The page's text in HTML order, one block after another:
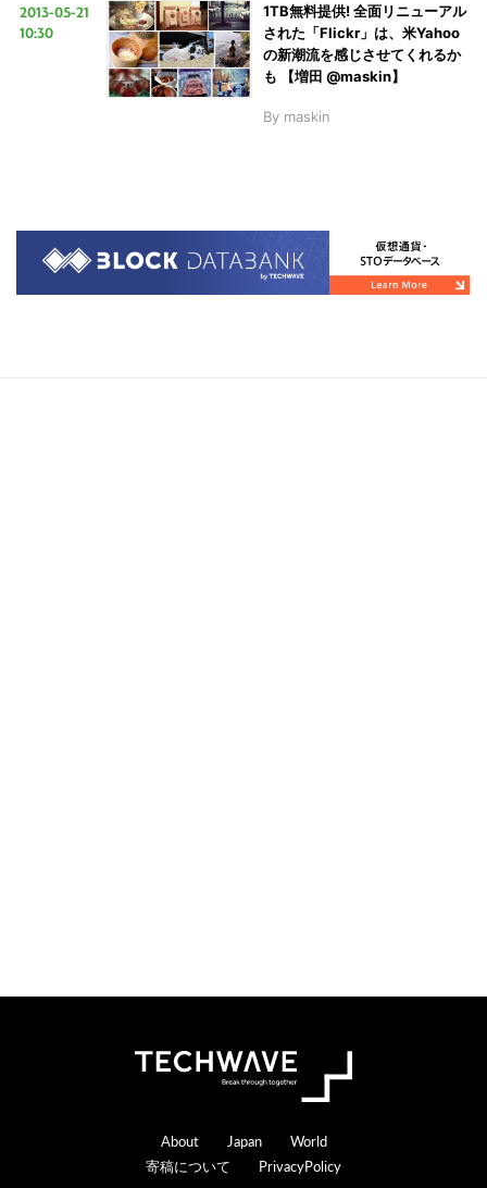
2013-05-21
10:30
1TB無料提供! 全面リニューアル
された「Flickr」は、米Yahoo
の新潮流を感じさせてくれるか
も 【増田 @maskin】
By maskin
Footer
About Japan
World
寄稿について
PrivacyPolicy